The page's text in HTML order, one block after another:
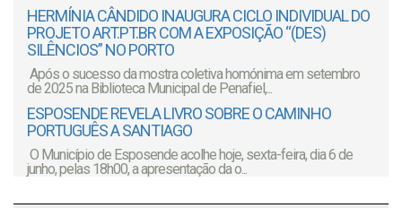
HERMÍNIA CÂNDIDO INAUGURA CICLO INDIVIDUAL DO
PROJETO ART.PT.BR COM A EXPOSIÇÃO “(DES)
SILÊNCIOS” NO PORTO
Após o sucesso da mostra coletiva homónima em setembro
de 2025 na Biblioteca Municipal de Penafiel,...
ESPOSENDE REVELA LIVRO SOBRE O CAMINHO
PORTUGUÊS A SANTIAGO
O Município de Esposende acolhe hoje, sexta-feira, dia 6 de
junho, pelas 18h00, a apresentação da o...